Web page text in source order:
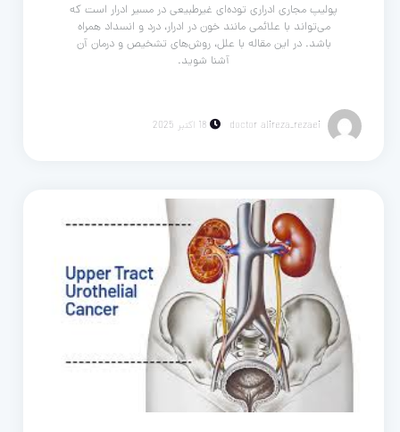
پولیپ مجاری ادراری توده‌ای غیرطبیعی در مسیر ادرار است که
می‌تواند با علائمی مانند خون در ادرار، درد و انسداد همراه
باشد. در این مقاله با علل، روش‌های تشخیص و درمان آن
آشنا شوید.
doctor alireza_rezaei 18 اکتبر 2025